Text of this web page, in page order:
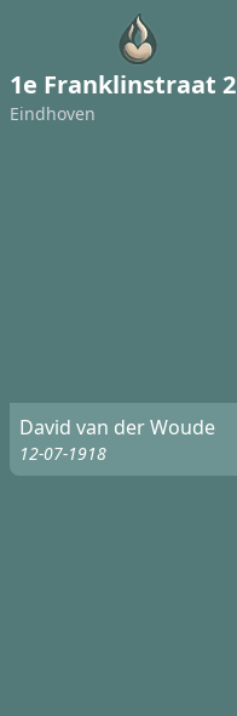
1e Franklinstraat 2
Eindhoven
David van der Woude
12-07-1918